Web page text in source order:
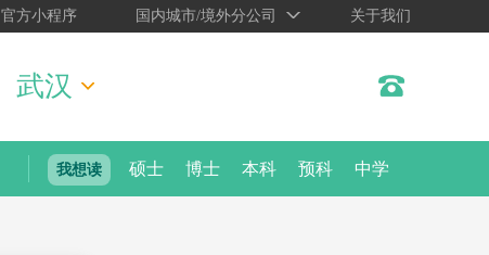
官方小程序 国内城市/境外分公司 关于我们
武汉
我想读 硕士 博士 本科 预科 中学